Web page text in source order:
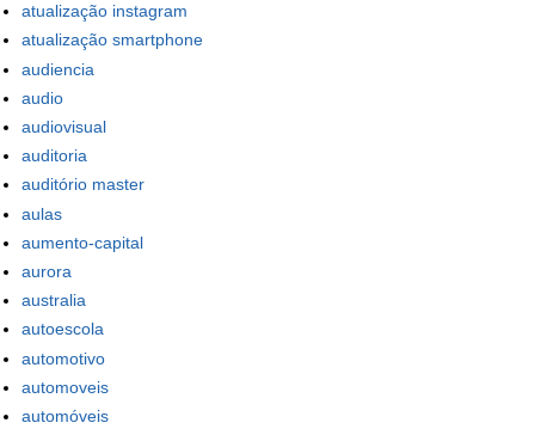
atualização instagram
atualização smartphone
audiencia
audio
audiovisual
auditoria
auditório master
aulas
aumento-capital
aurora
australia
autoescola
automotivo
automoveis
automóveis